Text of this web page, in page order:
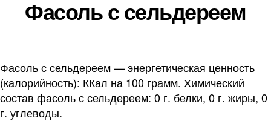
Фасоль с сельдереем
Фасоль с сельдереем — энергетическая ценность
(калорийность): ККал на 100 грамм. Химический
состав фасоль с сельдереем: 0 г. белки, 0 г. жиры, 0
г. углеводы.